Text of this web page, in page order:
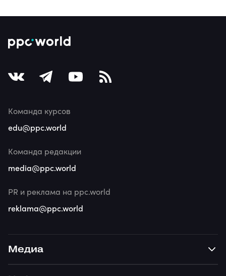
Медиа
Команда курсов
edu@ppc.world
Команда редакции
media@ppc.world
PR и реклама на ppc.world
reklama@ppc.world